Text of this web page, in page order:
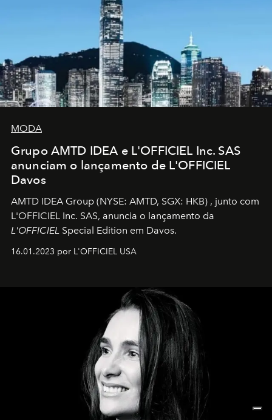
MODA
Grupo AMTD IDEA e L'OFFICIEL Inc. SAS
anunciam o lançamento de L'OFFICIEL
Davos
AMTD IDEA Group (NYSE: AMTD, SGX: HKB) , junto com
L'OFFICIEL Inc. SAS, anuncia o lançamento da
L'OFFICIEL Special Edition em Davos.
16.01.2023 por L'OFFICIEL USA